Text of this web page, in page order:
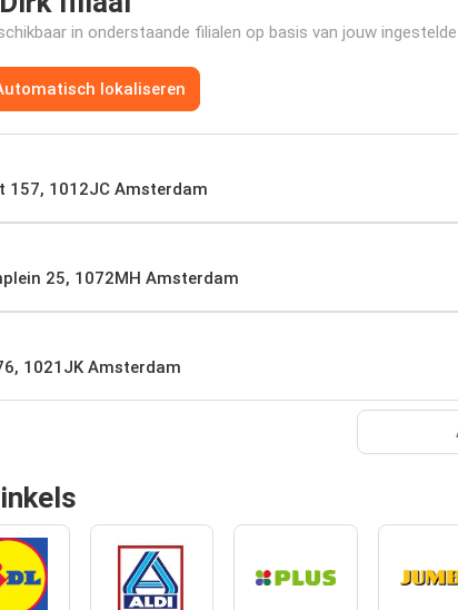
in onderstaande filialen op basis van jouw
lokaliseren
157, 1012JC Amsterdam
25, 1072MH Amsterdam
1021JK Amsterdam